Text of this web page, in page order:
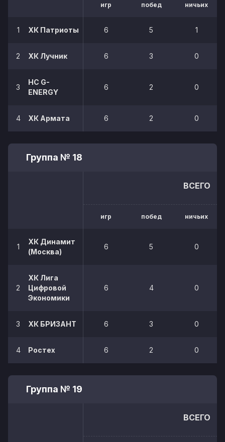
игр побед ничьих
1 ХК Патриоты 6 5 1
2 ХК Лучник 6 3 0
3
HC G-
ENERGY
6 2 0
4 ХК Армата 6 2 0
Группа № 18
ВСЕГО
игр побед ничьих
1
ХК Динамит
(Москва)
6 5 0
2
ХК Лига
Цифровой
Экономики
6 4 0
3 ХК БРИЗАНТ 6 3 0
4 Ростех 6 2 0
Группа № 19
ВСЕГО